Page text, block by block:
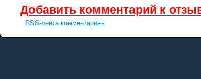
Добавить комментарий к
RSS-лента комментариев